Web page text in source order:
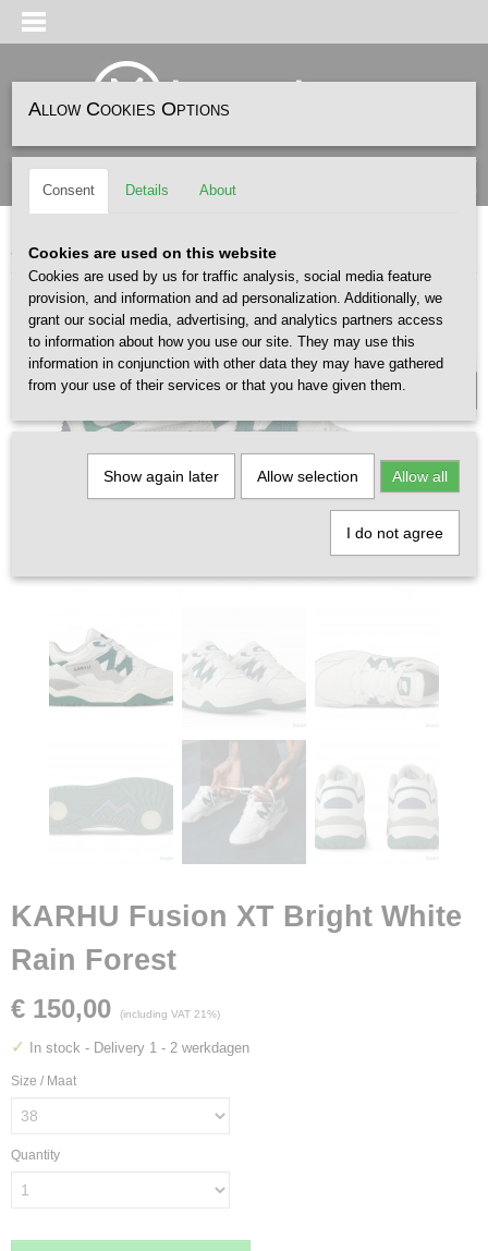
Log in Register SHOPPING CART
(0)
Home>SNEAKERS>KARHU>KARHU Fusion XT Bright White Rain Forest
UNISEX
KARHU Fusion XT Bright White
Rain Forest
€ 150,00 (including VAT 21%)
✓ In stock - Delivery 1 - 2 werkdagen
Size / Maat
Quantity
Allow Cookies Options
Consent Details About
Cookies are used on this website
Cookies are used by us for traffic analysis, social media feature
provision, and information and ad personalization. Additionally, we
grant our social media, advertising, and analytics partners access
to information about how you use our site. They may use this
information in conjunction with other data they may have gathered
from your use of their services or that you have given them.
Show again later Allow selection Allow all
I do not agree